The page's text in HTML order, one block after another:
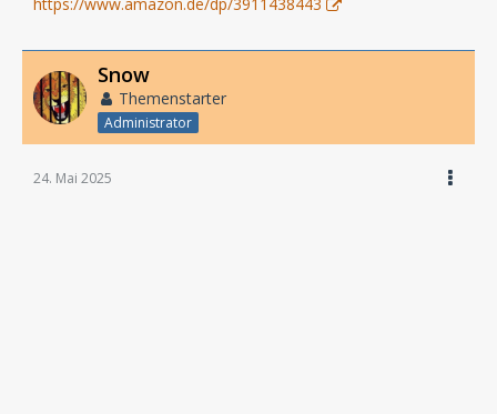
Snow
Themenstarter
Administrator
24. Mai 2025